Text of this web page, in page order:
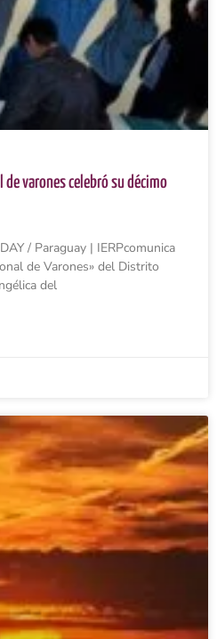
varones celebró su décimo
/ Paraguay | IERPcomunica
de Varones» del Distrito
del